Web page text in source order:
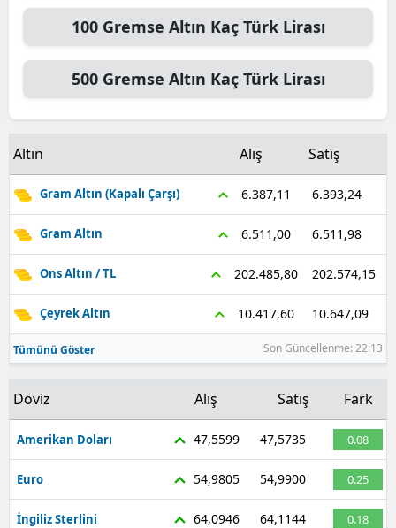
100 Gremse Altın Kaç Türk Lirası
500 Gremse Altın Kaç Türk Lirası
Altın Alış Satış
Gram Altın (Kapalı Çarşı) 6.387,11 6.393,24
Gram Altın 6.511,00 6.511,98
Ons Altın / TL 202.485,80 202.574,15
Çeyrek Altın 10.417,60 10.647,09
Tümünü Göster Son Güncellenme: 22:13
Döviz Alış Satış Fark
Amerikan Doları 47,5599 47,5735 0.08
Euro 54,9805 54,9900 0.25
İngiliz Sterlini 64,0946 64,1144 0.18